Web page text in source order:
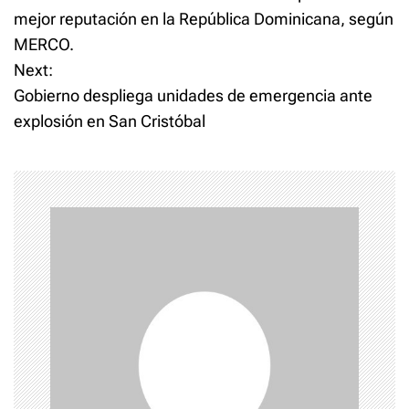
o
s
t
n
a
v
i
g
a
t
mejor reputación en la República Dominicana, según
MERCO.
Next:
Gobierno despliega unidades de emergencia ante
explosión en San Cristóbal